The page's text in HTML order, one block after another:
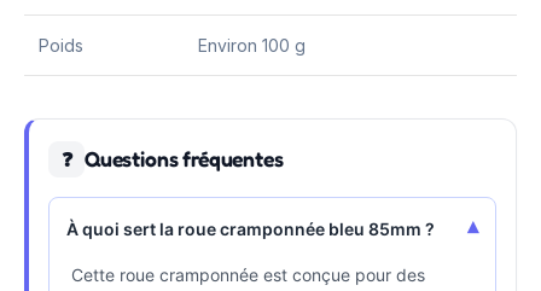
Poids Environ 100 g
❓ Questions fréquentes
À quoi sert la roue cramponnée bleu 85mm ? ▾
Cette roue cramponnée est conçue pour des